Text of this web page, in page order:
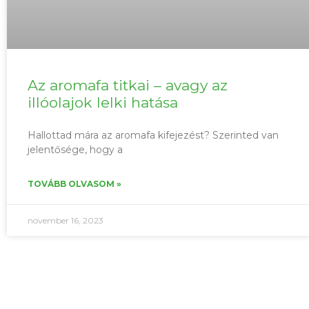
Az aromafa titkai – avagy az
illóolajok lelki hatása
Hallottad mára az aromafa kifejezést? Szerinted van
jelentősége, hogy a
TOVÁBB OLVASOM »
november 16, 2023